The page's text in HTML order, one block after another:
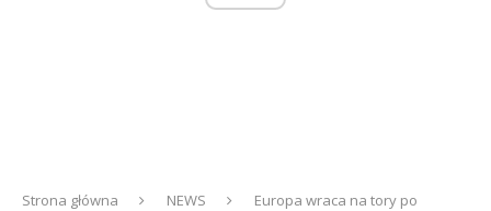
Strona główna NEWS
Europa wraca na tory po